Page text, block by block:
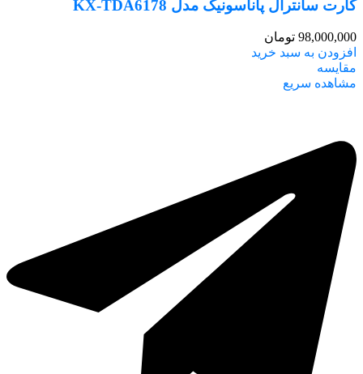
کارت سانترال پاناسونیک مدل KX-TDA6178
98,000,000 تومان
افزودن به سبد خرید
مقایسه
مشاهده سریع